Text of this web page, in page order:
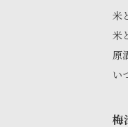
米
米
原
い
梅